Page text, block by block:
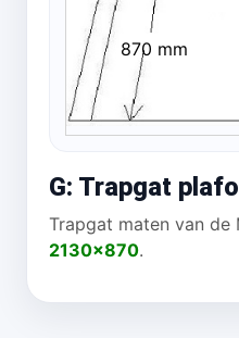
870 mm
G: Trapgat
Trapgat maten van de
2130x870.